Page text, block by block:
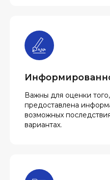
Важны для оценки
предоставлена
возможных
вариантах.